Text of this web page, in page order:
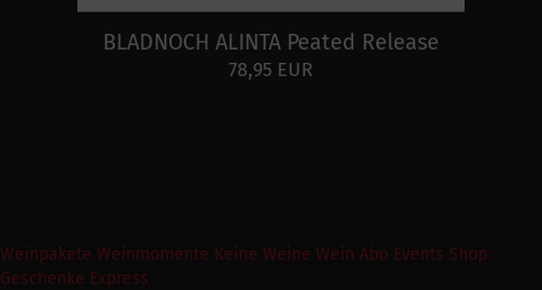
BLADNOCH ALINTA Peated Release
78,95 EUR
Weinpakete Weinmomente Keine Weine Wein Abo Events Shop
Geschenke Express